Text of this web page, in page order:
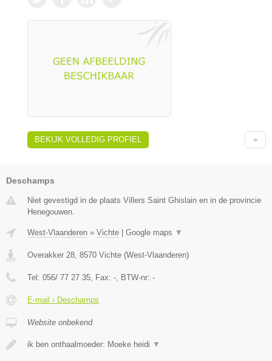
BEKIJK VOLLEDIG PROFIEL
Deschamps
Niet gevestigd in de plaats Villers Saint Ghislain en in de provincie
Henegouwen.
West-Vlaanderen » Vichte Google maps ▼
Overakker 28 8570 Vichte (West-Vlaanderen)
Tel: 056/ 77 27 35 , Fax: - , BTW-nr: -
E-mail › Deschamps
Website onbekend
ik ben onthaalmoeder: Moeke heidi ▼